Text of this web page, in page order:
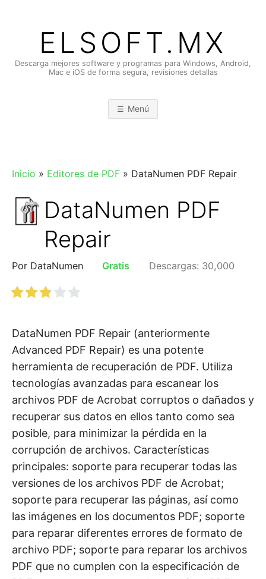
contenidoELSOFT.MX
Descarga mejores software y programas para Windows, Android,
Mac e iOS de forma segura, revisiones detallas
Menú
Inicio » Editores de PDF » DataNumen PDF Repair
DataNumen PDF
Repair
Por DataNumen Gratis Descargas: 30,000
DataNumen PDF Repair (anteriormente
Advanced PDF Repair) es una potente
herramienta de recuperación de PDF. Utiliza
tecnologías avanzadas para escanear los
archivos PDF de Acrobat corruptos o dañados y
recuperar sus datos en ellos tanto como sea
posible, para minimizar la pérdida en la
corrupción de archivos. Características
principales: soporte para recuperar todas las
versiones de los archivos PDF de Acrobat;
soporte para recuperar las páginas, así como
las imágenes en los documentos PDF; soporte
para reparar diferentes errores de formato de
archivo PDF; soporte para reparar los archivos
PDF que no cumplen con la especificación de